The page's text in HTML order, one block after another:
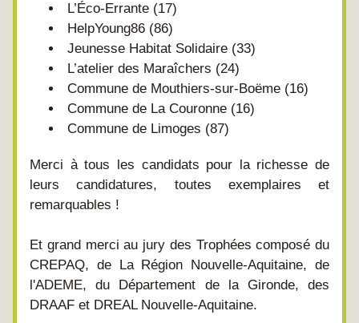
L’Éco-Errante (17)
HelpYoung86 (86)
Jeunesse Habitat Solidaire (33)
L’atelier des Maraîchers (24)
Commune de Mouthiers-sur-Boëme (16)
Commune de La Couronne (16)
Commune de Limoges (87)
Merci à tous les candidats pour la richesse de
leurs candidatures, toutes exemplaires et
remarquables !
Et grand merci au jury des Trophées composé du
CREPAQ, de La Région Nouvelle-Aquitaine, de
l'ADEME, du Département de la Gironde, des
DRAAF et DREAL Nouvelle-Aquitaine.